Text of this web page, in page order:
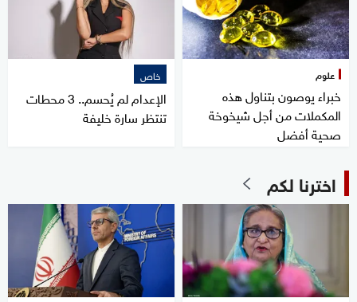
علوم
خبراء يوصون بتناول هذه
المكملات من أجل شيخوخة
صحية أفضل
خاص
الإعدام لم يُحسم.. 3 محطات
تنتظر سارة خليفة
اخترنا لكم